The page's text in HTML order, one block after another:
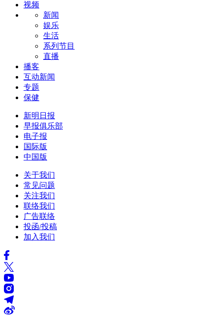
视频
新闻
娱乐
生活
系列节目
直播
播客
互动新闻
专题
保健
新明日报
早报俱乐部
电子报
国际版
中国版
关于我们
常见问题
关注我们
联络我们
广告联络
投函/投稿
加入我们